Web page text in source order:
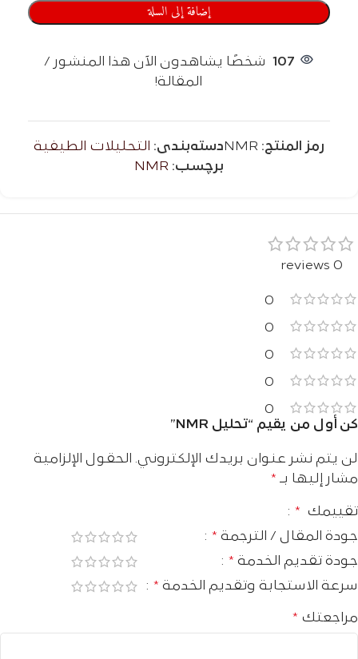
إضافة إلى السلة
107
شخصًا يشاهدون الآن هذا المنشور /
المقالة!
رمز المنتج: NMR دسته‌بندی:
التحليلات الطيفية
برچسب: NMR
0 reviews
0
0
0
0
0
كن أول من يقيم “تحليل NMR”
لن يتم نشر عنوان بريدك الإلكتروني.
الحقول الإلزامية
مشار إليها بـ *
تقييمك *
جودة المقال / الترجمة *
جودة تقديم الخدمة *
سرعة الاستجابة وتقديم الخدمة *
مراجعتك *